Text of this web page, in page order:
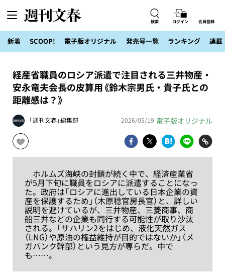
検索 ログイン 会員登録
新着 SCOOP! 電子版オリジナル 発売号一覧 ランキング 連載
経産省職員のロシア派遣で注目される三井物産・
安永竜夫会長の皮算用《鈴木宗男氏・貴子氏との
距離感は？》
「週刊文春」編集部 2026/05/19 電子版オリジナル
ホルムズ海峡の封鎖が続く中で、経済産業省
が5月下旬に職員をロシアに派遣することになっ
た。政府は「ロシアに進出している日本企業の資
産を保護するため」（木原稔官房長官）と、詳しい
説明を避けているが、三井物産、三菱商事、商
船三井などの企業も同行する可能性が取り沙汰
される。「サハリン2をはじめ、液化天然ガス
（LNG）や原油の権益維持が目的ではないか」（メ
ガバンク幹部）という見方が専らだ。中で
も……。